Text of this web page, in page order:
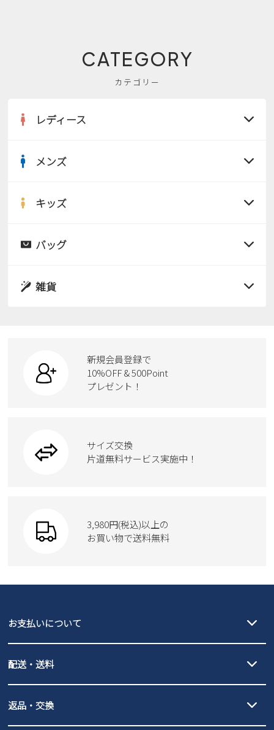
CATEGORY
カテゴリー
レディース
サンダル
スニーカー
カジュアルシューズ
ワークシューズ
ウェア
moz
メンズ
サンダル
ローファー
ブーツ
Parade
GAP
キッズ
サンダル
スクール
new balance
瞬足
バッグ
ボディバッグ
ハンドバッグ
トートバッグ
雑貨
ケア用品
新規会員登録で
10%OFF & 500Point
プレゼント！
サイズ交換
片道無料サービス実施中！
3,980円(税込)以上の
お買い物で送料無料
お支払いについて
PayPay（オンライン決済）、代金引換のご利用が可能です。
配送・送料
北海道・本州・四国・九州…550円
全国一律…220円（税込）
返品・交換